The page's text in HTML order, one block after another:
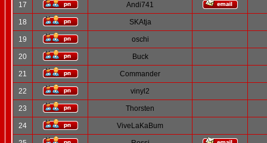
17 Andi741
18 SKAtja
19 oschi
20 Buck
21 Commander
22 vinyl2
23 Thorsten
24 ViveLaKaBum